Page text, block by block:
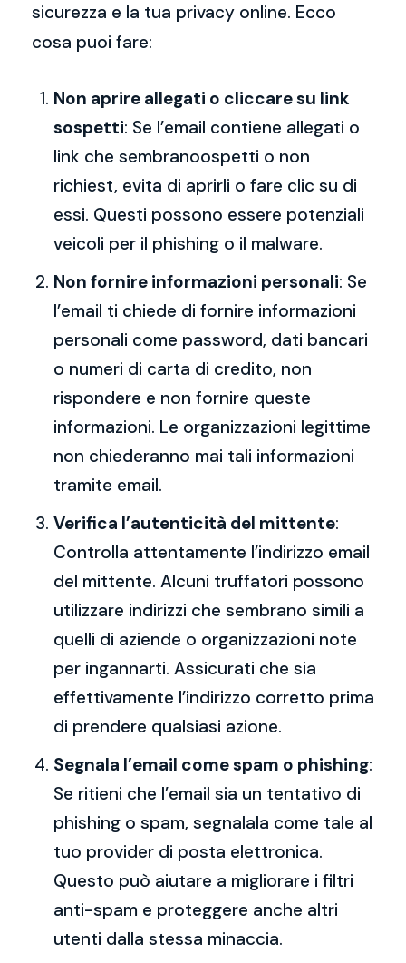
sicurezza e la tua privacy online. Ecco
cosa puoi fare:
Non aprire allegati o cliccare su link
sospetti: Se l’email contiene allegati o
link che sembranoospetti o non
richiest, evita di aprirli o fare clic su di
essi. Questi possono essere potenziali
veicoli per il phishing o il malware.
Non fornire informazioni personali: Se
l’email ti chiede di fornire informazioni
personali come password, dati bancari
o numeri di carta di credito, non
rispondere e non fornire queste
informazioni. Le organizzazioni legittime
non chiederanno mai tali informazioni
tramite email.
Verifica l’autenticità del mittente:
Controlla attentamente l’indirizzo email
del mittente. Alcuni truffatori possono
utilizzare indirizzi che sembrano simili a
quelli di aziende o organizzazioni note
per ingannarti. Assicurati che sia
effettivamente l’indirizzo corretto prima
di prendere qualsiasi azione.
Segnala l’email come spam o phishing:
Se ritieni che l’email sia un tentativo di
phishing o spam, segnalala come tale al
tuo provider di posta elettronica.
Questo può aiutare a migliorare i filtri
anti-spam e proteggere anche altri
utenti dalla stessa minaccia.